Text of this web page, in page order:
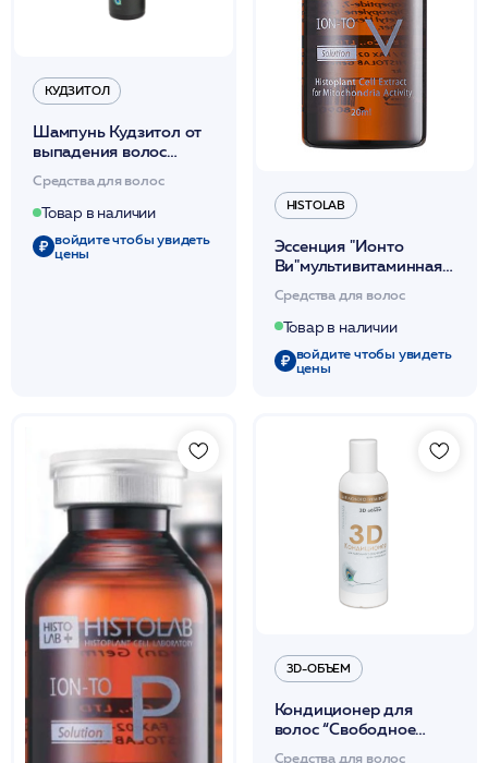
КУДЗИТОЛ
Шампунь Кудзитол от
выпадения волос
250мл *
Средства для волос
Товар в наличии
войдите чтобы увидеть
цены
HISTOLAB
Эссенция "Ионто
Ви"мультивитаминная
регенерацию /ION-TO
V 20мл /HISTOLAB*
Средства для волос
Товар в наличии
войдите чтобы увидеть
цены
3D-ОБЪЕМ
Кондиционер для
волос “Свободное
расчесывание” 200мл
Средства для волос